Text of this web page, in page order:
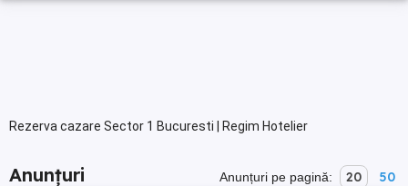
Rezerva cazare Sector 1 Bucuresti | Regim Hotelier
Anunțuri Anunțuri pe pagină: 20 50